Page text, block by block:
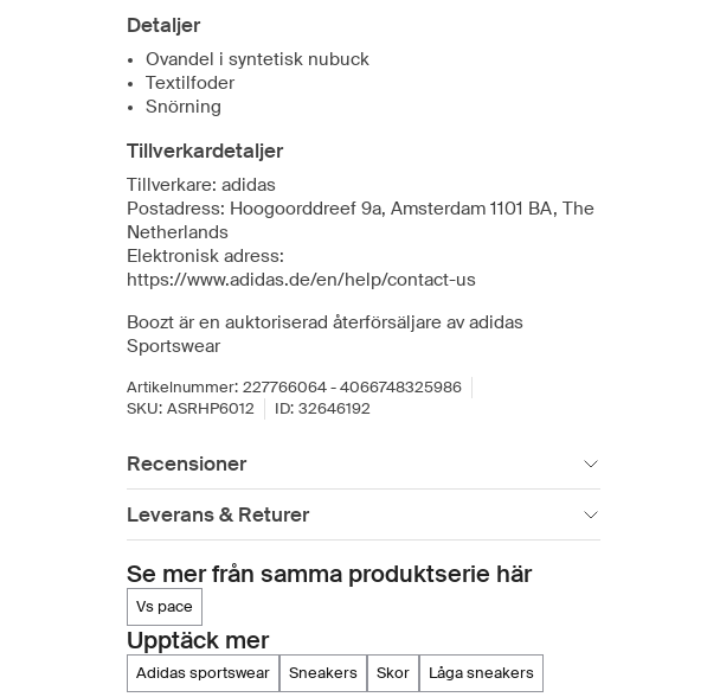
Detaljer
Ovandel i syntetisk nubuck
Textilfoder
Snörning
Tillverkardetaljer
Tillverkare: adidas
Postadress: Hoogoorddreef 9a, Amsterdam 1101 BA, The
Netherlands
Elektronisk adress:
https://www.adidas.de/en/help/contact-us
Boozt är en auktoriserad återförsäljare av adidas
Sportswear
Artikelnummer: 227766064 - 4066748325986
SKU: ASRHP6012 ID: 32646192
Recensioner
Leverans & Returer
Se mer från samma produktserie här
vs pace
Upptäck mer
adidas sportswear sneakers skor låga sneakers